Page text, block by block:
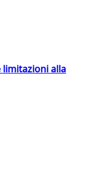
limitazioni alla